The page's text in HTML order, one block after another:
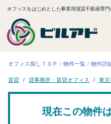
オフィスをはじめとした事業用賃貸不動産専
オフィス探しＴＯＰ 物件一覧 物件詳
賃貸 貸事務所・賃貸オフィス 東京
現在この物件